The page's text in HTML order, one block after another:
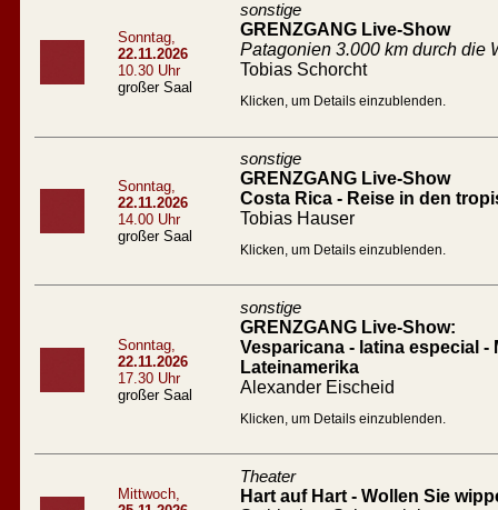
Sonntag,
22.11.2026
10.30 Uhr
großer Saal
sonstige
GRENZGANG Live-Show
Patagonien 3.000 km durch die
Tobias Schorcht
Klicken, um Details einzublenden.
Sonntag,
22.11.2026
14.00 Uhr
großer Saal
sonstige
GRENZGANG Live-Show
Costa Rica - Reise in den
Tobias Hauser
Klicken, um Details einzublenden.
Sonntag,
22.11.2026
17.30 Uhr
großer Saal
sonstige
GRENZGANG Live-Show:
Vesparicana - latina especial -
Lateinamerika
Alexander Eischeid
Klicken, um Details einzublenden.
Mittwoch,
Theater
Hart auf Hart - Wollen Sie